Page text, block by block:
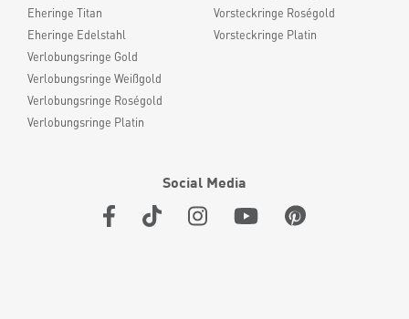
Eheringe Titan
Eheringe Edelstahl
Verlobungsringe Gold
Verlobungsringe Weißgold
Verlobungsringe Roségold
Verlobungsringe Platin
Vorsteckringe Roségold
Vorsteckringe Platin
Social Media